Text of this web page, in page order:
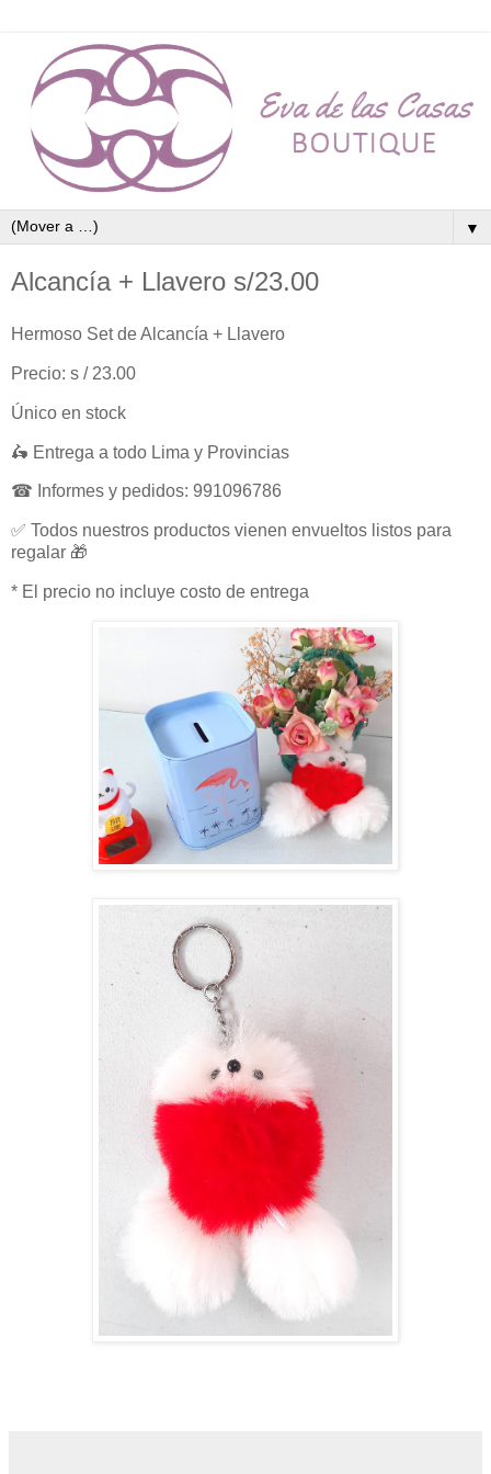
▼
Alcancía + Llavero s/23.00
Hermoso Set de Alcancía + Llavero
Precio: s / 23.00
Único en stock
🛵 Entrega a todo Lima y Provincias
☎ Informes y pedidos: 991096786
✅ Todos nuestros productos vienen envueltos listos para
regalar 🎁
* El precio no incluye costo de entrega